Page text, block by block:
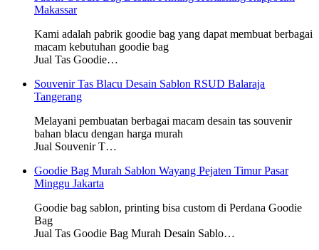
Makassar
Kami adalah pabrik goodie bag yang dapat membuat berbagai
macam kebutuhan goodie bag
Jual Tas Goodie…
Souvenir Tas Blacu Desain Sablon RSUD Balaraja
Tangerang
Melayani pembuatan berbagai macam desain tas souvenir
bahan blacu dengan harga murah
Jual Souvenir T…
Goodie Bag Murah Sablon Wayang Pejaten Timur Pasar
Minggu Jakarta
Goodie bag sablon, printing bisa custom di Perdana Goodie
Bag
Jual Tas Goodie Bag Murah Desain Sablo…